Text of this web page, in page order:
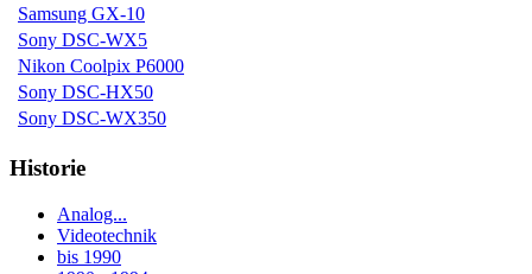
Samsung GX-10
Sony DSC-WX5
Nikon Coolpix P6000
Sony DSC-HX50
Sony DSC-WX350
Historie
Analog...
Videotechnik
bis 1990